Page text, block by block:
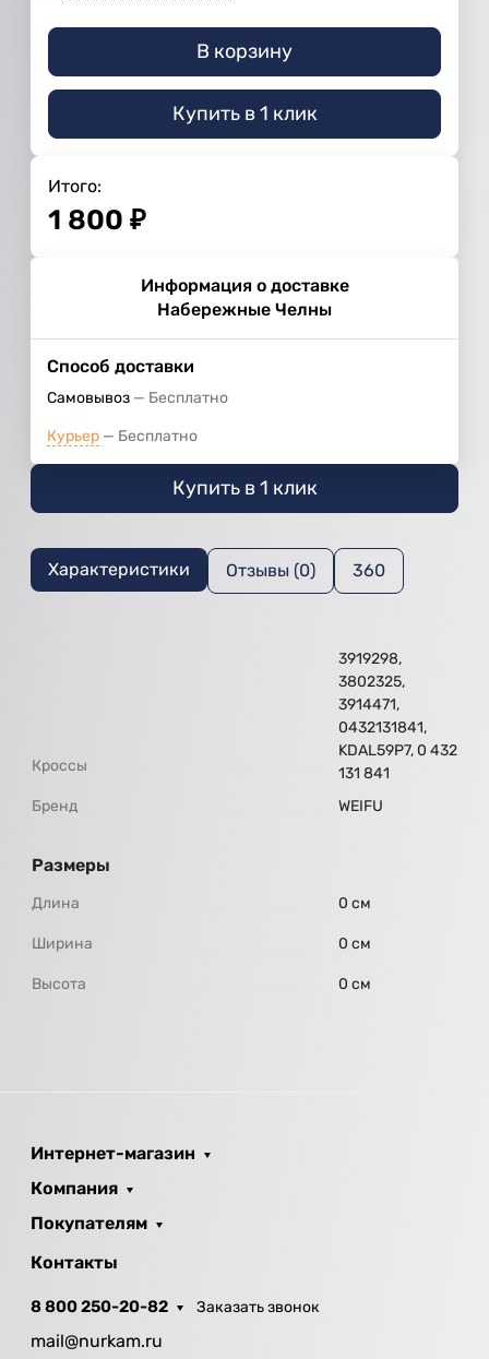
В корзину
Купить в 1 клик
Итого:
1 800 ₽
Информация о доставке
Набережные Челны
Способ доставки
Самовывоз Бесплатно
Курьер Бесплатно
Купить в 1 клик
Характеристики Отзывы (0) 360
Кроссы
3919298,
3802325,
3914471,
0432131841,
KDAL59P7, 0 432
131 841
Бренд
WEIFU
Размеры
Длина 0 см
Ширина 0 см
Высота 0 см
Интернет-магазин
Компания
Покупателям
Контакты
8 800 250-20-82 Заказать звонок
mail@nurkam.ru